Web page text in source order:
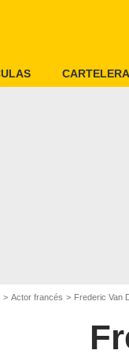
CARTELERA
Actor francés Frederic Van